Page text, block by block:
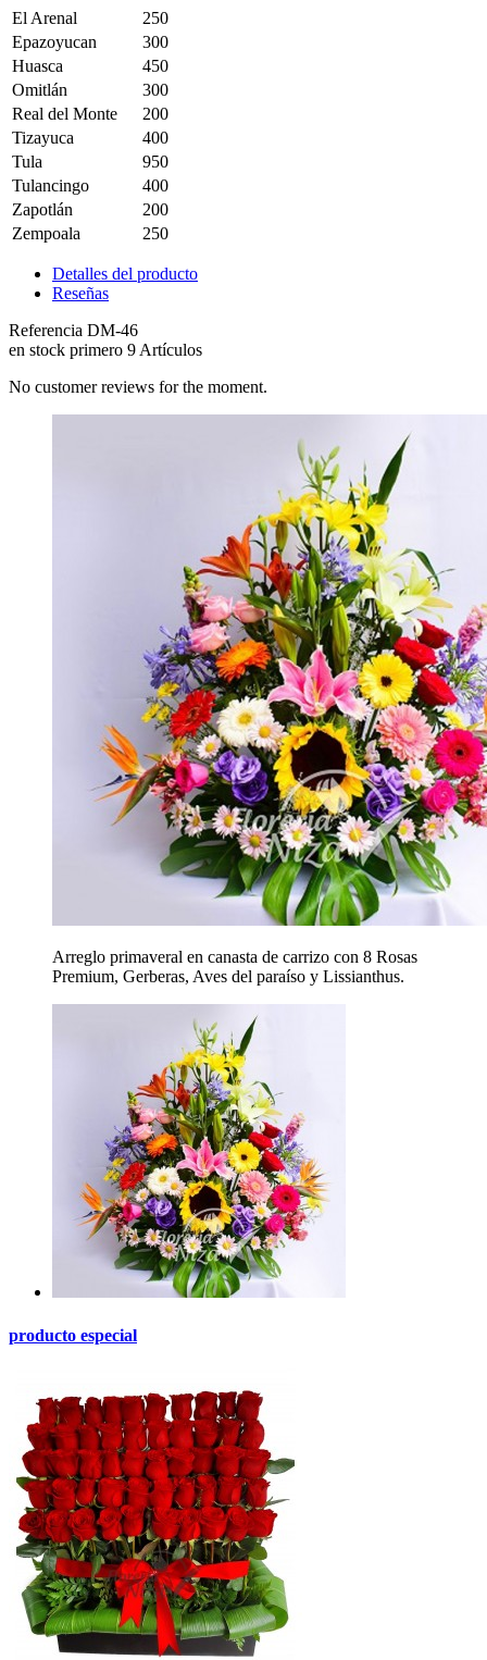
El Arenal
250
Epazoyucan
300
Huasca
450
Omitlán
300
Real del Monte
200
Tizayuca
400
Tula
950
Tulancingo
400
Zapotlán
200
Zempoala
250
Detalles del producto
Reseñas
Referencia DM-46
en stock primero 9 Artículos
No customer reviews for the moment.
Arreglo primaveral en canasta de carrizo con 8 Rosas
Premium, Gerberas, Aves del paraíso y Lissianthus.
producto especial